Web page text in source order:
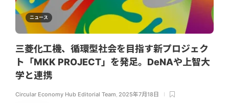
ニュース
三菱化工機、循環型社会を目指す新プロジェク
ト「MKK PROJECT」を発足。DeNAや上智大
学と連携
Circular Economy Hub Editorial Team, 2025年7月18日